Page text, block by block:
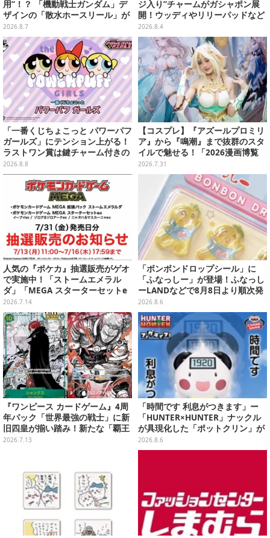
用”！？ 「機動戦士ガンダム」デ
ザインの「散水ホースリール」が
予約開始ーあえて存在感を放つ赤
さ
2026.8.7
ジ入り”チャームがガシャポン展
開！ウッディやリリーパッドなど
全5種、裏面はキャラクターごと
に異なるデザイン
2026.8.4
「一番くじちょこっと パワーパフ
ガールズ」にテンション上がる！
ラストワン賞は鍵チャーム付きの
シール帳スペシャルセット
2026.8.8
【コスプレ】『アズールプロミリ
ア』から『鳴潮』まで抜群のスタ
イルで魅せる！「2026漫画博覧
会」百花繚乱の台湾美女12選【写
真37枚】
2026.7.31
人気の『ポケカ』抽選販売がゲオ
で実施中！「ストームエメラル
ダ」「MEGA スターターセットe
x」各種の全4商品
2026.7.14
「ボンボンドロップシール」に
「ふなっしー」が登場！ふなっし
ーLANDなどで8月8日より順次発
売
2026.8.6
『ワンピース カードゲーム』4周
年パック「世界最強の戦士」に新
旧四皇が揃い踏み！新たな「覇王
色SP」のゾロ、ヤマトなど28枚も
2026.7.13
「時間です 利息がつきます」ー
「HUNTER×HUNTER」ナックル
が具現化した「ポットクリン」が
貯金箱としてプライズ展開
2026.8.6